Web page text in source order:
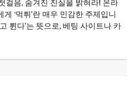
걸음, 숨겨진 진실을 밝혀라! 온라
‘먹튀’란 매우 민감한 주제입니
튄다’는 뜻으로, 베팅 사이트나 카